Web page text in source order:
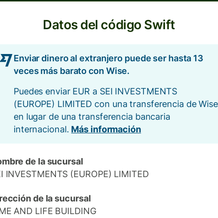
Datos del código Swift
Enviar dinero al extranjero puede ser hasta 13
veces más barato con Wise.
Puedes enviar EUR a SEI INVESTMENTS
(EUROPE) LIMITED con una transferencia de Wise
en lugar de una transferencia bancaria
internacional. Más información
de la sucursal
INVESTMENTS (EUROPE) LIMITED
de la sucursal
AND LIFE BUILDING